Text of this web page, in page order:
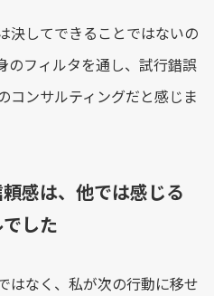
決してできることではないの
のフィルタを通し、試行錯誤
コンサルティングだと感じま
感は、他では感じる
した
はなく、私が次の行動に移せ